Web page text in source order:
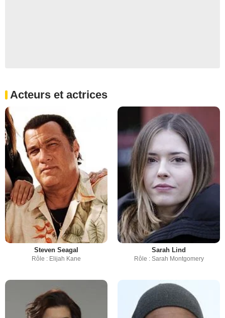
Acteurs et actrices
Steven Seagal
Rôle : Elijah Kane
Sarah Lind
Rôle : Sarah Montgomery